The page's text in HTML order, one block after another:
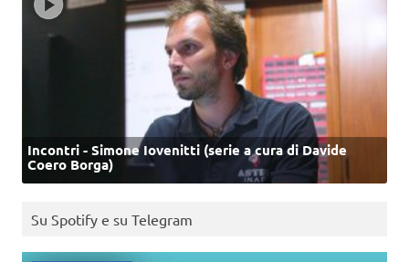
Incontri - Simone Iovenitti (serie a cura di Davide
Coero Borga)
Su Spotify e su Telegram